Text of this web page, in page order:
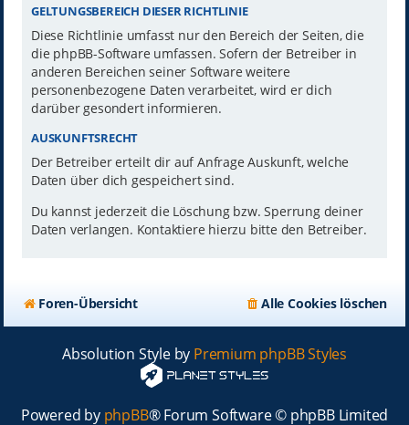
GELTUNGSBEREICH DIESER RICHTLINIE
Diese Richtlinie umfasst nur den Bereich der Seiten, die
die phpBB-Software umfassen. Sofern der Betreiber in
anderen Bereichen seiner Software weitere
personenbezogene Daten verarbeitet, wird er dich
darüber gesondert informieren.
AUSKUNFTSRECHT
Der Betreiber erteilt dir auf Anfrage Auskunft, welche
Daten über dich gespeichert sind.
Du kannst jederzeit die Löschung bzw. Sperrung deiner
Daten verlangen. Kontaktiere hierzu bitte den Betreiber.
Foren-Übersicht Alle Cookies löschen
Absolution Style by Premium phpBB Styles
Powered by phpBB® Forum Software © phpBB Limited